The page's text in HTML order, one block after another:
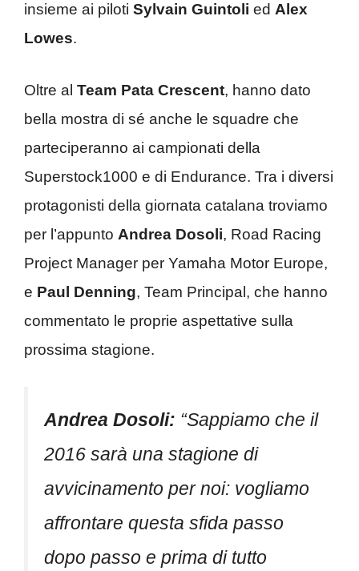
insieme ai piloti Sylvain Guintoli ed Alex
Lowes.
Oltre al Team Pata Crescent, hanno dato
bella mostra di sé anche le squadre che
parteciperanno ai campionati della
Superstock1000 e di Endurance. Tra i diversi
protagonisti della giornata catalana troviamo
per l’appunto Andrea Dosoli, Road Racing
Project Manager per Yamaha Motor Europe,
e Paul Denning, Team Principal, che hanno
commentato le proprie aspettative sulla
prossima stagione.
Andrea Dosoli: “Sappiamo che il
2016 sarà una stagione di
avvicinamento per noi: vogliamo
affrontare questa sfida passo
dopo passo e prima di tutto